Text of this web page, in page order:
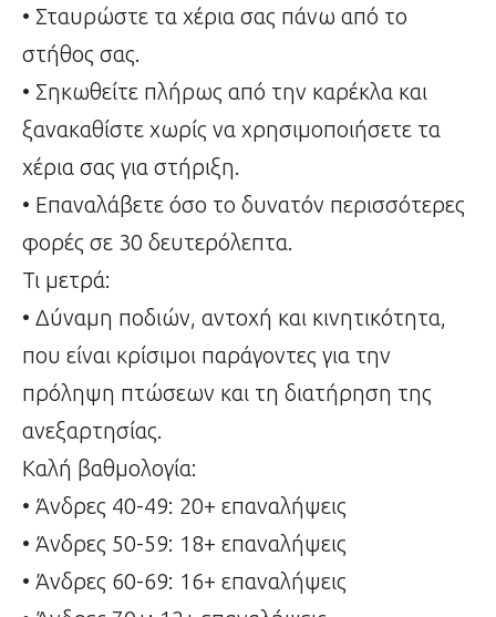
• Σταυρώστε τα χέρια σας πάνω από το
στήθος σας.
• Σηκωθείτε πλήρως από την καρέκλα και
ξανακαθίστε χωρίς να χρησιμοποιήσετε τα
χέρια σας για στήριξη.
• Επαναλάβετε όσο το δυνατόν περισσότερες
φορές σε 30 δευτερόλεπτα.
Τι μετρά:
• Δύναμη ποδιών, αντοχή και κινητικότητα,
που είναι κρίσιμοι παράγοντες για την
πρόληψη πτώσεων και τη διατήρηση της
ανεξαρτησίας.
Καλή βαθμολογία:
• Άνδρες 40-49: 20+ επαναλήψεις
• Άνδρες 50-59: 18+ επαναλήψεις
• Άνδρες 60-69: 16+ επαναλήψεις